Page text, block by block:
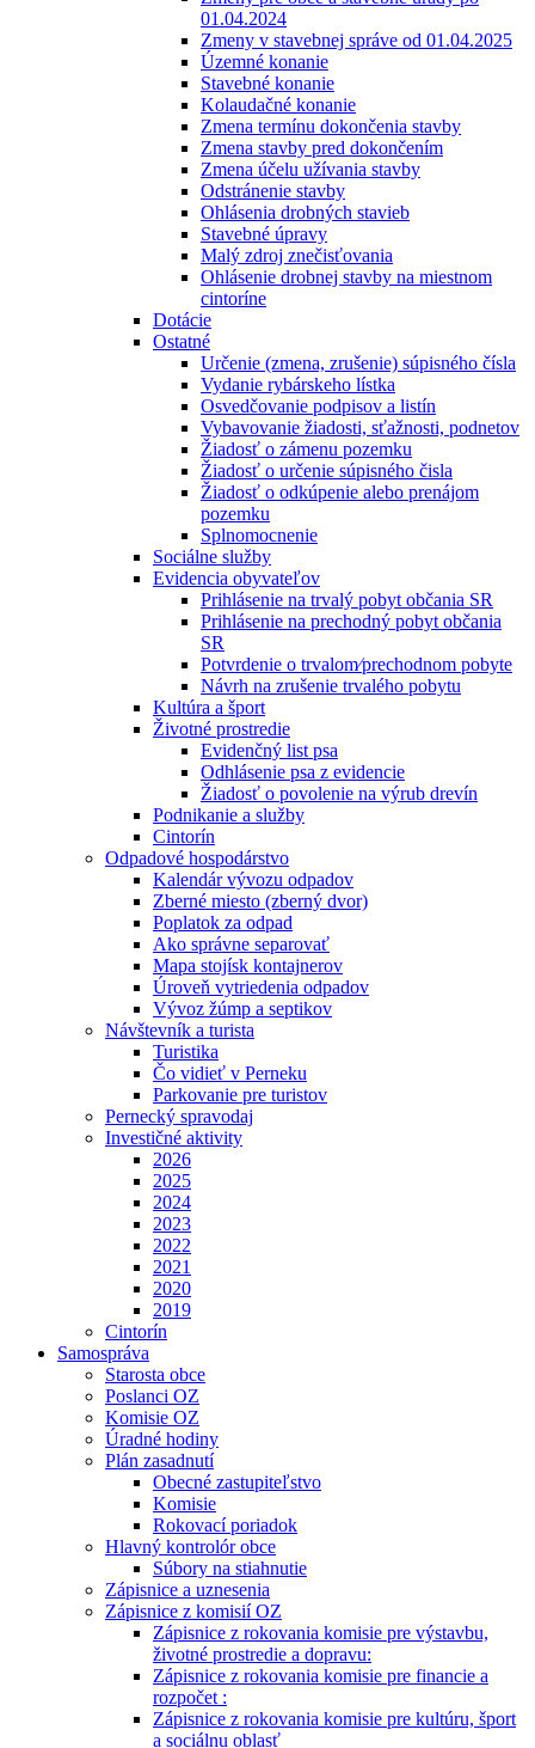
01.04.2024
Zmeny v stavebnej správe od 01.04.2025
Územné konanie
Stavebné konanie
Kolaudačné konanie
Zmena termínu dokončenia stavby
Zmena stavby pred dokončením
Zmena účelu užívania stavby
Odstránenie stavby
Ohlásenia drobných stavieb
Stavebné úpravy
Malý zdroj znečisťovania
Ohlásenie drobnej stavby na miestnom
cintoríne
Dotácie
Ostatné
Určenie (zmena, zrušenie) súpisného čísla
Vydanie rybárskeho lístka
Osvedčovanie podpisov a listín
Vybavovanie žiadosti, sťažnosti, podnetov
Žiadosť o zámenu pozemku
Žiadosť o určenie súpisného čisla
Žiadosť o odkúpenie alebo prenájom
pozemku
Splnomocnenie
Sociálne služby
Evidencia obyvateľov
Prihlásenie na trvalý pobyt občania SR
Prihlásenie na prechodný pobyt občania
SR
Potvrdenie o trvalom⁄prechodnom pobyte
Návrh na zrušenie trvalého pobytu
Kultúra a šport
Životné prostredie
Evidenčný list psa
Odhlásenie psa z evidencie
Žiadosť o povolenie na výrub drevín
Podnikanie a služby
Cintorín
Odpadové hospodárstvo
Kalendár vývozu odpadov
Zberné miesto (zberný dvor)
Poplatok za odpad
Ako správne separovať
Mapa stojísk kontajnerov
Úroveň vytriedenia odpadov
Vývoz žúmp a septikov
Návštevník a turista
Turistika
Čo vidieť v Perneku
Parkovanie pre turistov
Pernecký spravodaj
Investičné aktivity
2026
2025
2024
2023
2022
2021
2020
2019
Cintorín
Samospráva
Starosta obce
Poslanci OZ
Komisie OZ
Úradné hodiny
Plán zasadnutí
Obecné zastupiteľstvo
Komisie
Rokovací poriadok
Hlavný kontrolór obce
Súbory na stiahnutie
Zápisnice a uznesenia
Zápisnice z komisií OZ
Zápisnice z rokovania komisie pre výstavbu,
životné prostredie a dopravu:
Zápisnice z rokovania komisie pre financie a
rozpočet :
Zápisnice z rokovania komisie pre kultúru, šport
a sociálnu oblasť